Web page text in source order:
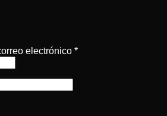
electrónico *